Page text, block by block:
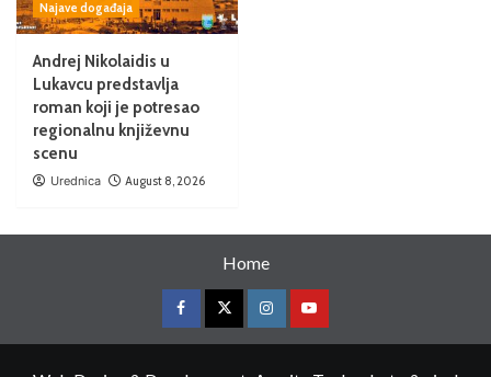
Najave događaja
Andrej Nikolaidis u
Lukavcu predstavlja
roman koji je potresao
regionalnu književnu
scenu
Urednica August 8, 2026
Home